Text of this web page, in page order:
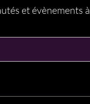
et évènements